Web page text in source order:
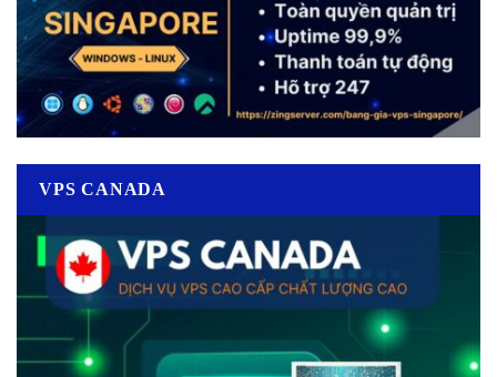
VPS CANADA